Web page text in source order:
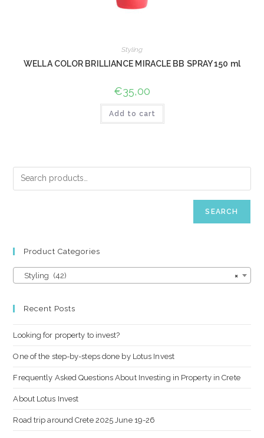
Styling
WELLA COLOR BRILLIANCE MIRACLE BB SPRAY 150 ml
€35,00
Add to cart
SEARCH
Product Categories
×
Styling (42)
Recent Posts
Looking for property to invest?
One of the step-by-steps done by Lotus Invest
Frequently Asked Questions About Investing in Property in Crete
About Lotus Invest
Road trip around Crete 2025 June 19-26